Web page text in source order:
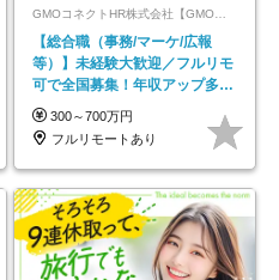
GMOコネクトHR株式会社【GMOインターネットグループ】
【総合職（事務/マーケ/広報
等）】未経験大歓迎／フルリモ
可で全国募集！年収アップ多数
★年休最大130日★
300～700万円
フルリモートあり